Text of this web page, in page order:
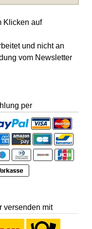
Klicken auf
und nicht an
vom Newsletter
per
versenden mit